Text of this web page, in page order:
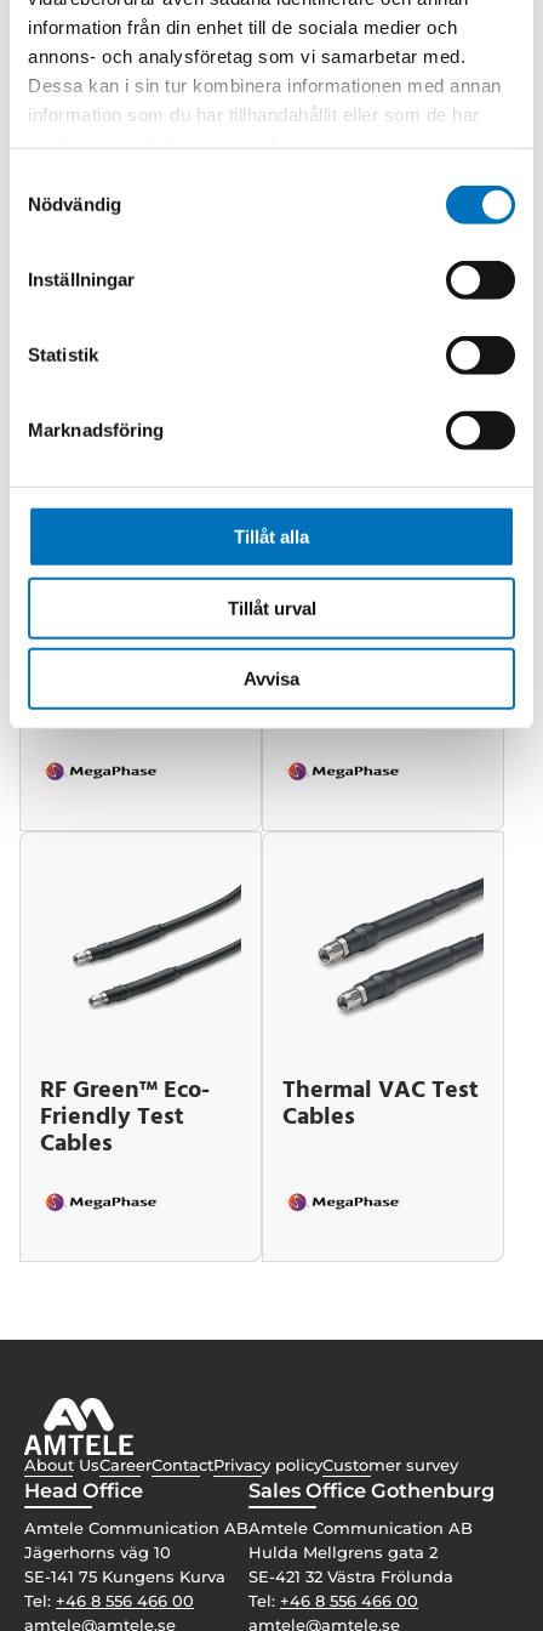
information från din enhet till de sociala medier och
annons- och analysföretag som vi samarbetar med.
Dessa kan i sin tur kombinera informationen med annan
information som du har tillhandahållit eller som de har
Nödvändig
Inställningar
Statistik
Marknadsföring
Tillåt alla
Tillåt urval
Avvisa
measurements between calibrations.
Precision connectors include Type N, F, and BNC.
Light Weight
Rugged Design
Excellent VSWR 1.10:1 at 4 GHz
Related products
Private Labeled
Test &
Cables
SiteLine™
Armored Test
Cables
RF Green™ Eco-
Friendly Test
Cables
Thermal VAC Test
Cables
About UsCareerContactPrivacy policyCustomer survey
Head Office
Amtele Communication AB
Jägerhorns väg 10
SE-141 75 Kungens Kurva
Tel: +46 8 556 466 00
amtele@amtele.se
Sales Office Gothenburg
Amtele Communication AB
Hulda Mellgrens gata 2
SE-421 32 Västra Frölunda
Tel: +46 8 556 466 00
amtele@amtele.se